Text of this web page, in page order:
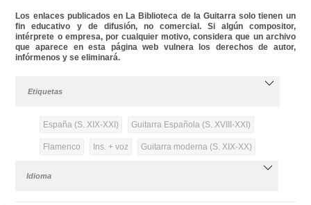
Los enlaces publicados en La Biblioteca de la Guitarra solo tienen un
fin educativo y de difusión, no comercial. Si algún compositor,
intérprete o empresa, por cualquier motivo, considera que un archivo
que aparece en esta página web vulnera los derechos de autor,
infórmenos y se eliminará.
Etiquetas
España (S. XIX-XXI) Guitarra Española (S. XVIII-XXI)
Flamenco Ins. + voz Guitarra moderna (S. XIX-XX)
Idioma